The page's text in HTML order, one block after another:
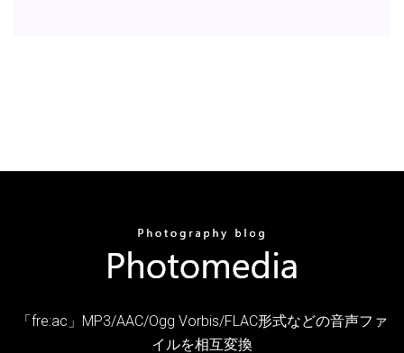
「fre:ac」MP3/AAC/Ogg Vorbis/FLAC形式などの音声ファ
イルを相互変換